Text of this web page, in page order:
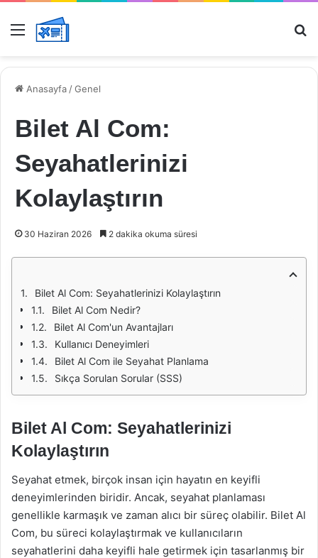
Menü
Anasayfa /Genel
Bilet Al Com:
Seyahatlerinizi
Kolaylaştırın
30 Haziran 2026 2 dakika okuma süresi
Bilet Al Com: Seyahatlerinizi Kolaylaştırın
Bilet Al Com Nedir?
Bilet Al Com'un Avantajları
Kullanıcı Deneyimleri
Bilet Al Com ile Seyahat Planlama
Sıkça Sorulan Sorular (SSS)
Bilet Al Com: Seyahatlerinizi
Kolaylaştırın
Seyahat etmek, birçok insan için hayatın en keyifli
deneyimlerinden biridir. Ancak, seyahat planlaması
genellikle karmaşık ve zaman alıcı bir süreç olabilir. Bilet Al
Com, bu süreci kolaylaştırmak ve kullanıcıların
seyahatlerini daha keyifli hale getirmek için tasarlanmış bir